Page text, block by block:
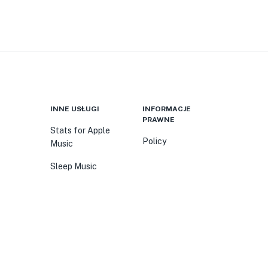
INNE USŁUGI
Stats for Apple
Music
Sleep Music
INFORMACJE
PRAWNE
Policy